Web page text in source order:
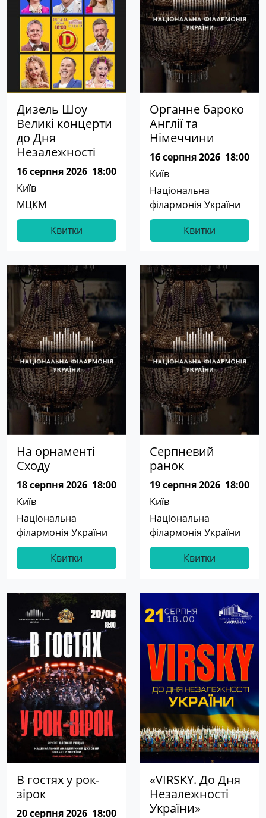
Дизель Шоу
Великі концерти
до Дня
Незалежності
16 серпня 2026 18:00
Київ
МЦКМ
Квитки
Органне бароко
Англії та
Німеччини
16 серпня 2026 18:00
Київ
Національна
філармонія України
Квитки
На орнаменті
Сходу
18 серпня 2026 18:00
Київ
Національна
філармонія України
Квитки
Серпневий
ранок
19 серпня 2026 18:00
Київ
Національна
філармонія України
Квитки
В гостях у рок-
зірок
20 серпня 2026 18:00
«VIRSKY. До Дня
Незалежності
України»